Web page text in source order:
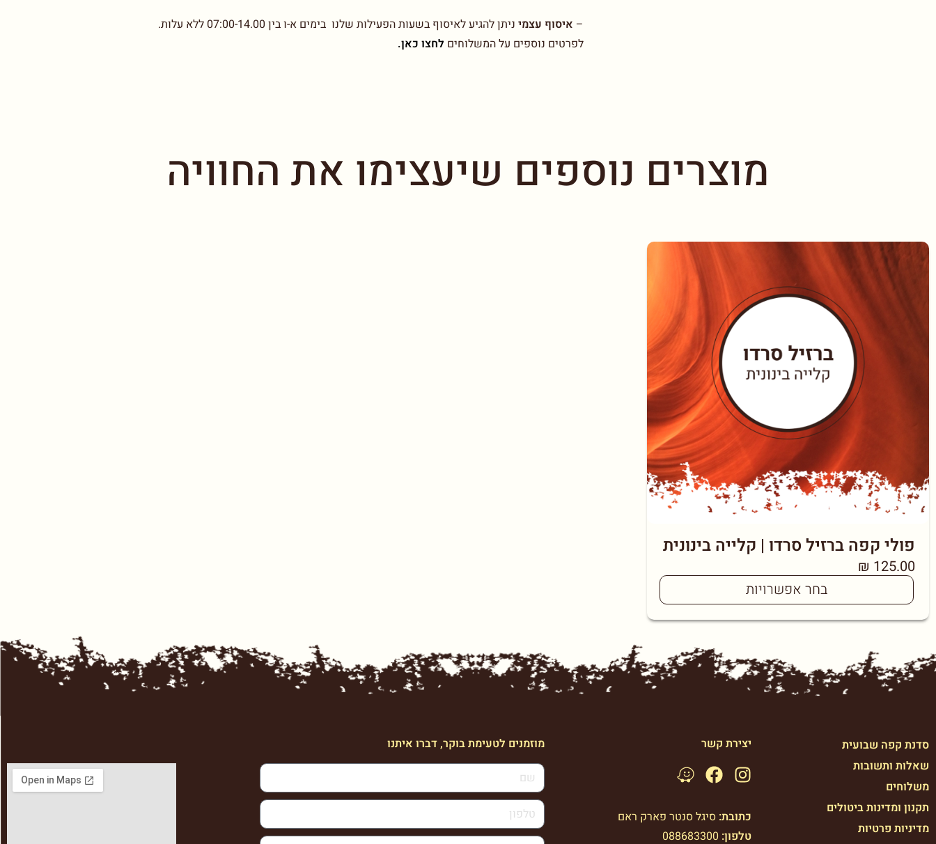
– איסוף עצמיניתן להגיע לאיסוף בשעות הפעילות שלנו בימים א-ו בין 07:00-14.00 ללא עלות.
לפרטים נוספים על המשלוחים לחצו כאן.
מוצרים נוספים שיעצימו את החוויה
פולי קפה ברזיל סרדו | קלייה בינונית
₪ 125.00
בחר אפשרויות
סדנת קפה שבועית
שאלות ותשובות
משלוחים
תקנון ומדינות ביטולים
מדיניות פרטיות
יצירת קשר
כתובת: סיגל סנטר פארק ראם
טלפון: 088683300
מוזמנים לטעימת בוקר, דברו איתנו